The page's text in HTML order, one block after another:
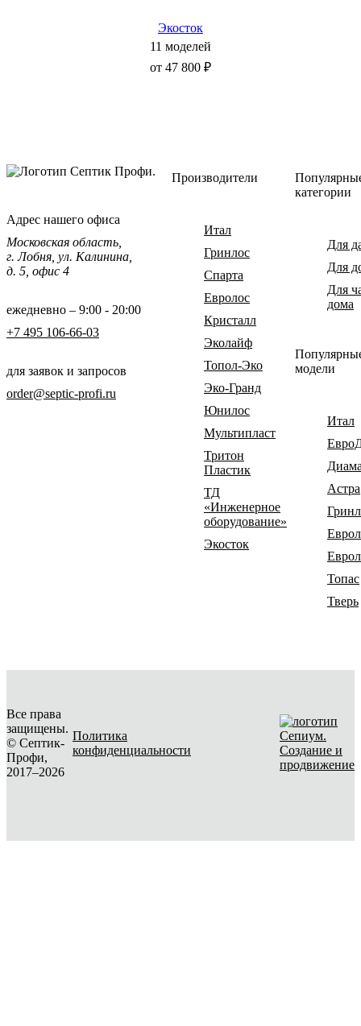
Экосток
11 моделей
от 47 800 ₽
Адрес нашего офиса
Московская область,
г. Лобня, ул. Калинина,
д. 5, офис 4
ежедневно – 9:00 - 20:00
+7 495 106-66-03
для заявок и запросов
order@septic-profi.ru
Производители
Итал
Гринлос
Спарта
Евролос
Кристалл
Эколайф
Топол-Эко
Эко-Гранд
Юнилос
Мультипласт
Тритон
Пластик
ТД
«Инженерное
оборудование»
Экосток
категории
Для
Для
Для
дома
модели
Итал
Астра
Топас
Тверь
Все права
защищены.
© Септик-
Профи,
2017–2026
Политика
конфиденциальности
Создание и
продвижение